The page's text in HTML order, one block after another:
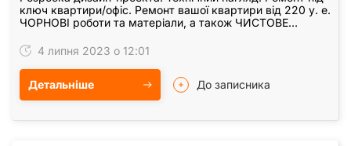
ключ квартири/офіс. Ремонт вашої квартири від 220 у. е.
ЧОРНОВІ роботи та матеріали, а також ЧИСТОВЕ
4 липня 2023 о 12:01
Детальніше До записника